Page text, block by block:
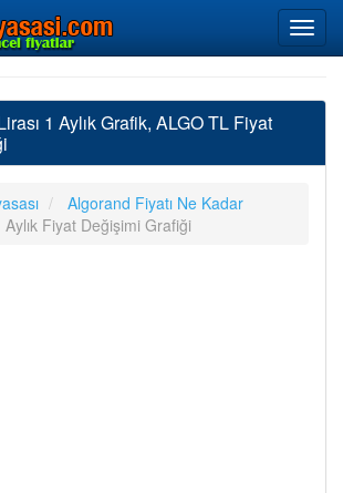
1 Aylık Grafik, ALGO TL Fiyat
Algorand Fiyatı Ne Kadar
Fiyat Değişimi Grafiği